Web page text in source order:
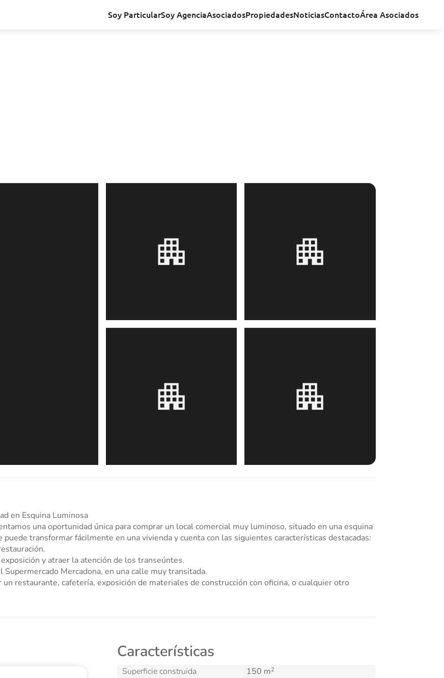
Soy ParticularSoy AgenciaAsociadosPropiedadesNoticiasContactoÁrea Asociados
en Esquina Luminosa
comprar un local comercial muy luminoso, situado en una esquina
transformar fácilmente en una vivienda y cuenta con las siguientes características destacadas:
y atraer la atención de los transeúntes.
Mercadona, en una calle muy transitada.
restaurante, cafetería, exposición de materiales de construcción con oficina, o cualquier otro
una plataforma excelente para cualquier tipo de negocio que desees emprender. Ven y te lo
por su potencial y encanto.
Características
Superficie construida 150 m2